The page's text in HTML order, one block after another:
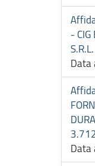
- CIG
Data
Data